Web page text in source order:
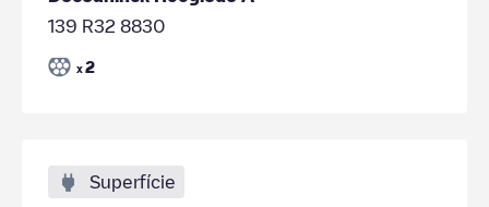
139 R32 8830
x 2
Superfície